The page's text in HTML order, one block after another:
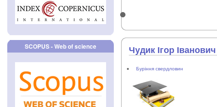
SCOPUS - Web of science Чудик Ігор Іванович
Буріння свердловин